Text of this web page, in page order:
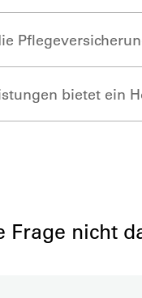
bietet ein
Frage nicht